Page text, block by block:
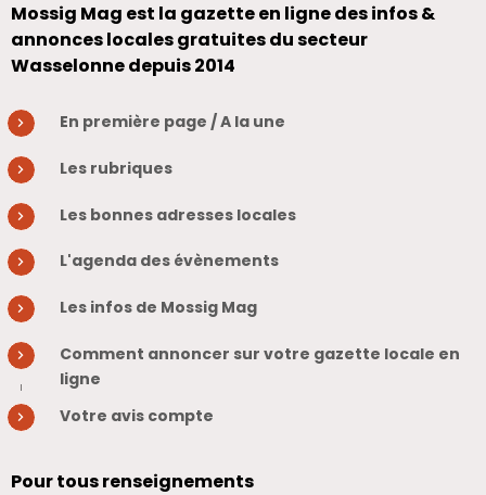
Mossig Mag est la gazette en ligne des infos &
annonces locales gratuites du secteur
Wasselonne depuis 2014
En première page / A la une
Les rubriques
Les bonnes adresses locales
L'agenda des évènements
Les infos de Mossig Mag
Comment annoncer sur votre gazette locale en
ligne
Votre avis compte
Pour tous renseignements